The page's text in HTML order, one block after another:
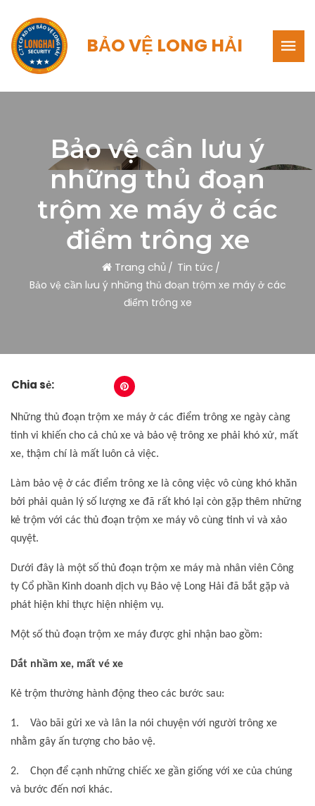
BẢO VỆ LONG HẢI
Bảo vệ cần lưu ý
những thủ đoạn
trộm xe máy ở các
điểm trông xe
Trang chủ Tin tức
Bảo vệ cần lưu ý những thủ đoạn trộm xe máy ở các
điểm trông xe
Chia sẻ:
Những thủ đoạn trộm xe máy ở các điểm trông xe ngày càng
tinh vi khiến cho cả chủ xe và bảo vệ trông xe phải khó xử, mất
xe, thậm chí là mất luôn cả việc.
Làm bảo vệ ở các điểm trông xe là công việc vô cùng khó khăn
bởi phải quản lý số lượng xe đã rất khó lại còn gặp thêm những
kẻ trộm với các thủ đoạn trộm xe máy vô cùng tinh vi và xảo
quyệt.
Dưới đây là một số thủ đoạn trộm xe máy mà nhân viên Công
ty Cổ phần Kinh doanh dịch vụ Bảo vệ Long Hải đã bắt gặp và
phát hiện khi thực hiện nhiệm vụ.
Một số thủ đoạn trộm xe máy được ghi nhận bao gồm:
Dắt nhầm xe, mất vé xe
Kẻ trộm thường hành động theo các bước sau:
1. Vào bãi gửi xe và lân la nói chuyện với người trông xe
nhằm gây ấn tượng cho bảo vệ.
2. Chọn để cạnh những chiếc xe gần giống với xe của chúng
và bước đến nơi khác.